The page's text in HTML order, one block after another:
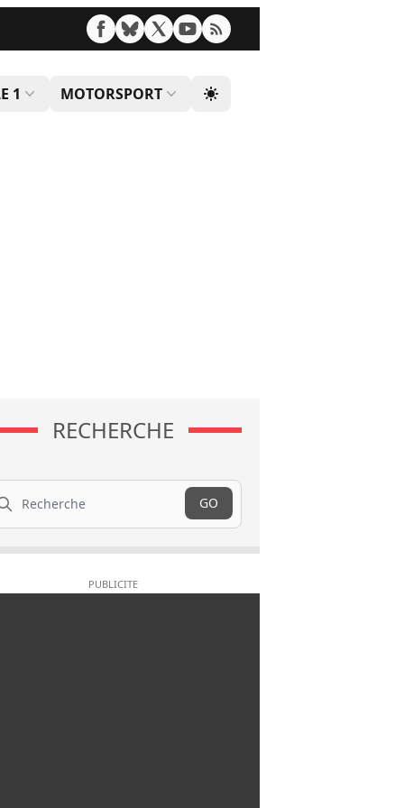
1 MOTORSPORT
RECHERCHE
GO